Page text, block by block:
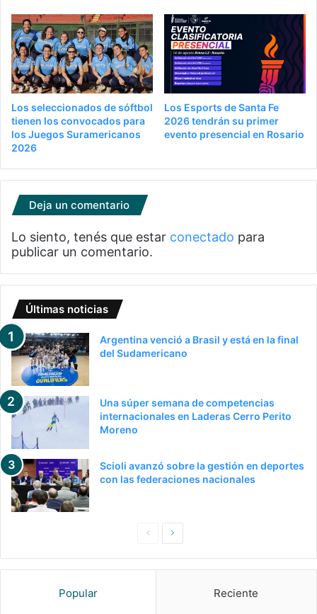
Los seleccionados de sóftbol
tienen los convocados para
los Juegos Suramericanos
2026
Los Esports de Santa Fe
2026 tendrán su primer
evento presencial en Rosario
Deja un comentario
Lo siento, tenés que estar conectado para
publicar un comentario.
Últimas noticias
Argentina venció a Brasil y está en la final
del Sudamericano
Una súper semana de competencias
internacionales en Laderas Cerro Perito
Moreno
Scioli avanzó sobre la gestión en deportes
con las federaciones nacionales
PaginaSiguiente
Popular Reciente